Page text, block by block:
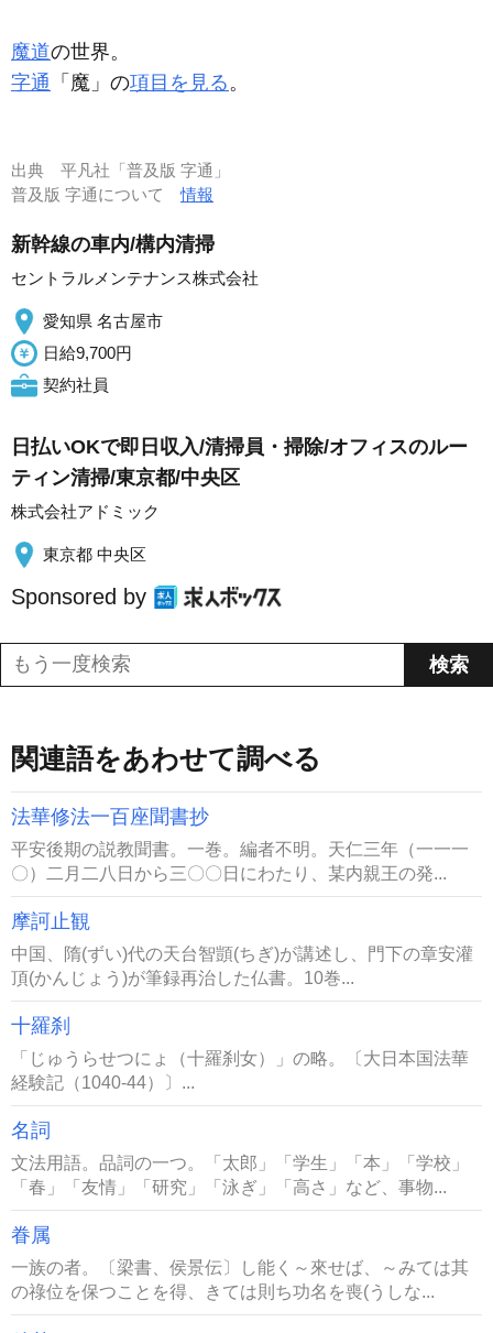
魔道の世界。
字通 「魔」の項目を見る。
出典 平凡社「普及版 字通」
普及版 字通について情報
新幹線の車内/構内清掃
セントラルメンテナンス株式会社
愛知県 名古屋市
日給9,700円
契約社員
日払いOKで即日収入/清掃員・掃除/オフィスのルー
ティン清掃/東京都/中央区
株式会社アドミック
東京都 中央区
Sponsored by
関連語をあわせて調べる
法華修法一百座聞書抄
平安後期の説教聞書。一巻。編者不明。天仁三年（一一一
〇）二月二八日から三〇〇日にわたり、某内親王の発...
摩訶止観
中国、隋(ずい)代の天台智顗(ちぎ)が講述し、門下の章安灌
頂(かんじょう)が筆録再治した仏書。10巻...
十羅刹
「じゅうらせつにょ（十羅刹女）」の略。〔大日本国法華
経験記（1040‐44）〕...
名詞
文法用語。品詞の一つ。「太郎」「学生」「本」「学校」
「春」「友情」「研究」「泳ぎ」「高さ」など、事物...
眷属
一族の者。〔梁書、侯景伝〕し能く～來せば、～みては其
の祿位を保つことを得、きては則ち功名を喪(うしな...